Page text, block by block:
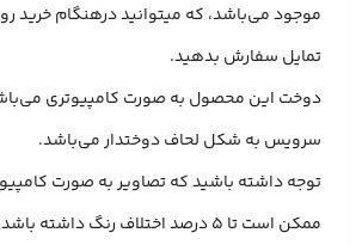
موجود می‌باشد، که میتوانید درهنگام خرید
تمایل سفارش بدهید.
دوخت این محصول به صورت کامپیوتری
سرویس به شکل لحاف دوختدار می‌باشد.
توجه داشته باشید که تصاویر به صورت
ممکن است تا 5 درصد اختلاف رنگ داشته باشد.